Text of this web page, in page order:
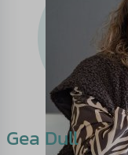
Gea Dull